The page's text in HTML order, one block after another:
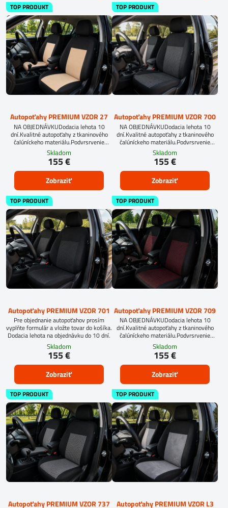
TOP PRODUKT
Autopoťahy PREMIUM VZOR 27
NA OBJEDNÁVKUDodacia lehota 10
dní.Kvalitné autopoťahy z tkaninového
čalúníckeho materiálu.Podvrsrvenie
molitan 5 mm.
Skladom
155 €
Zobraziť
TOP PRODUKT
Autopoťahy PREMIUM VZOR 700
NA OBJEDNÁVKUDodacia lehota 10
dní.Kvalitné autopoťahy z tkaninového
čalúníckeho materiálu.Podvrsrvenie
molitan 5 mm.
Skladom
155 €
Zobraziť
TOP PRODUKT
Autopoťahy PREMIUM VZOR 701
Pre objednanie autopoťahov prosím
vyplňte formulár a vložte tovar do košíka.
Dodacia lehota na objednávku do 10 dní.
Skladom
155 €
Zobraziť
TOP PRODUKT
Autopoťahy PREMIUM VZOR 709
NA OBJEDNÁVKUDodacia lehota 10
dní.Kvalitné autopoťahy z tkaninového
čalúníckeho materiálu.Podvrsrvenie
molitan 5 mm.
Skladom
155 €
Zobraziť
TOP PRODUKT
Autopoťahy PREMIUM VZOR 737
TOP PRODUKT
Autopoťahy PREMIUM VZOR L3